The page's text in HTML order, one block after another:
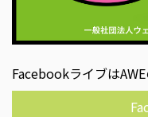
Facebookライブは